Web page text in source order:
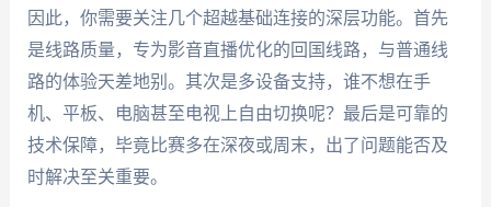
因此，你需要关注几个超越基础连接的深层功能。首先
是线路质量，专为影音直播优化的回国线路，与普通线
路的体验天差地别。其次是多设备支持，谁不想在手
机、平板、电脑甚至电视上自由切换呢？最后是可靠的
技术保障，毕竟比赛多在深夜或周末，出了问题能否及
时解决至关重要。